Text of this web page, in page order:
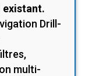
existant.
Drill-
multi-